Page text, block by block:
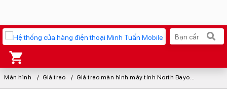
Xu hướng tìm kiếm
Màn hình Giá treo Giá treo màn hình máy tính North Bayou Led RGB G80 32-60 inch